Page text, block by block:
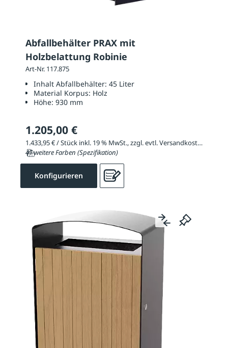
Abfallbehälter PRAX mit
Holzbelattung Robinie
Art-Nr. 117.875
Inhalt Abfallbehälter: 45 Liter
Material Korpus: Holz
Höhe: 930 mm
1.205,00 €
1.433,95 € / Stück inkl. 19 % MwSt., zzgl. evtl. Versandkosten
41 weitere Farben (Spezifikation)
Konfigurieren